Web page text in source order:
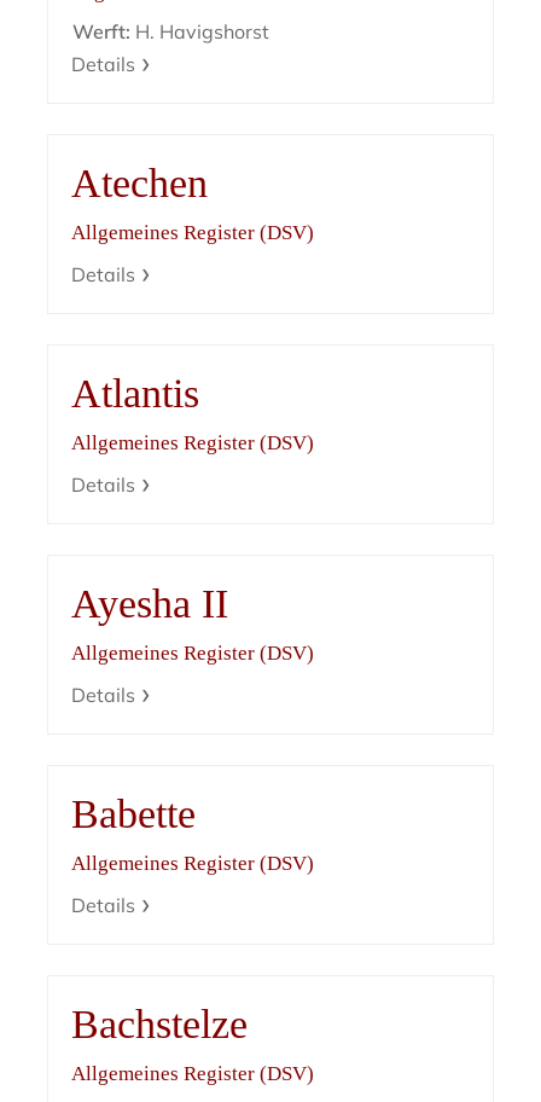
Werft: H. Havigshorst
Details
Atechen
Allgemeines Register (DSV)
Details
Atlantis
Allgemeines Register (DSV)
Details
Ayesha II
Allgemeines Register (DSV)
Details
Babette
Allgemeines Register (DSV)
Details
Bachstelze
Allgemeines Register (DSV)